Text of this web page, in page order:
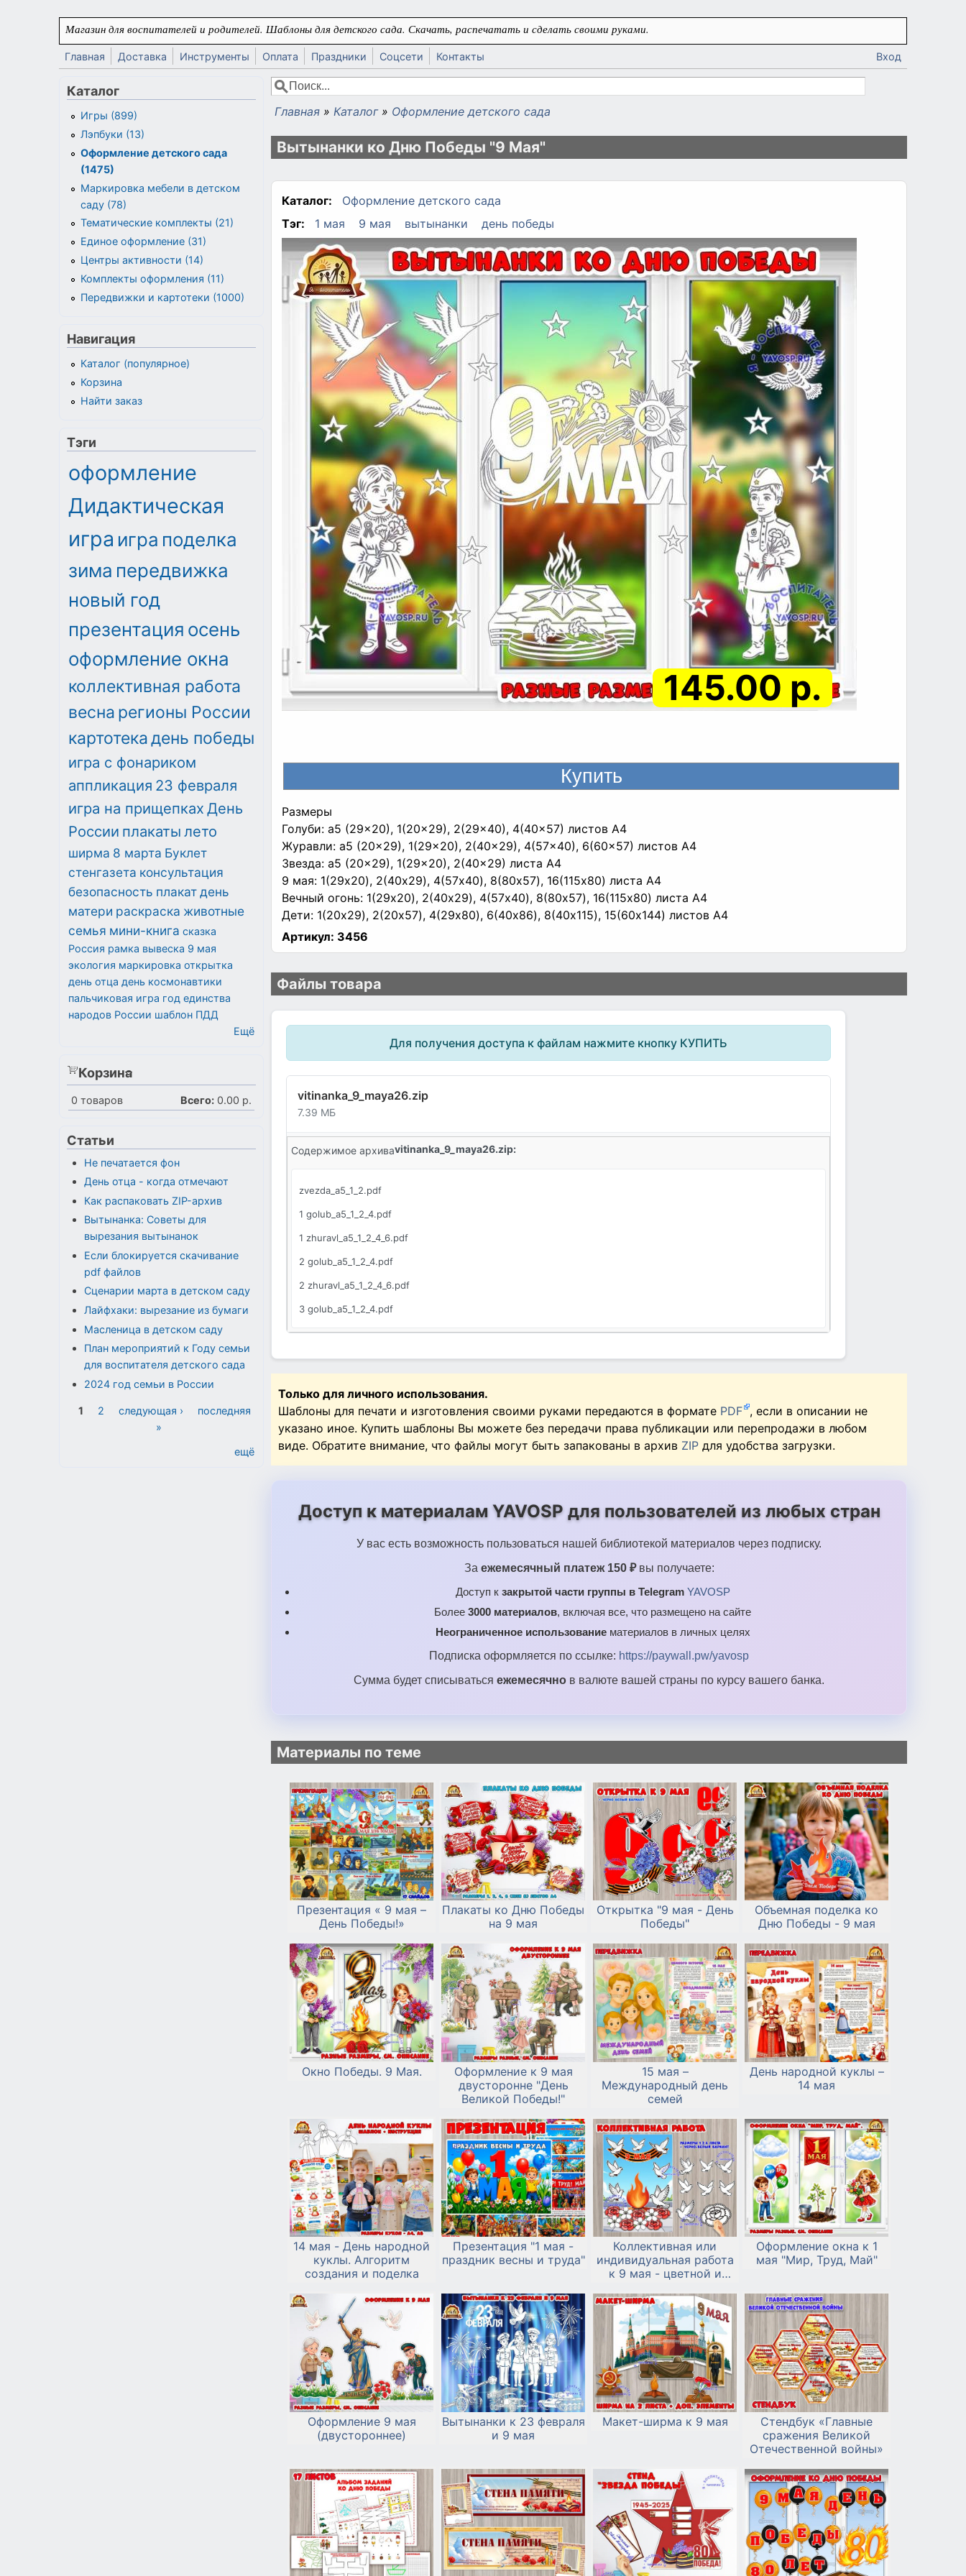
Перейти к основному содержанию
Магазин для воспитателей и родителей. Шаблоны для детского сада. Скачать, распечатать и сделать своими руками.
Главная Доставка Инструменты Оплата Праздники Соцсети Контакты Вход
Форма поиска
Поиск
Вы здесь
Главная » Каталог » Оформление детского сада
Вытынанки ко Дню Победы "9 Мая"
Каталог:
Оформление детского сада
Тэг:
1 мая 9 мая вытынанки день победы
145.00 р.
Размеры
Голуби: a5 (29x20), 1(20x29), 2(29x40), 4(40x57) листов A4
Журавли: a5 (20x29), 1(29x20), 2(40x29), 4(57x40), 6(60x57) листов A4
Звезда: a5 (20x29), 1(29x20), 2(40x29) листа A4
9 мая: 1(29x20), 2(40x29), 4(57x40), 8(80x57), 16(115x80) листа A4
Вечный огонь: 1(29x20), 2(40x29), 4(57x40), 8(80x57), 16(115x80) листа A4
Дети: 1(20x29), 2(20x57), 4(29x80), 6(40x86), 8(40x115), 15(60x144) листов A4
Артикул: 3456
Файлы товара
Для получения доступа к файлам нажмите кнопку КУПИТЬ
vitinanka_9_maya26.zip
7.39 МБ
Содержимое архиваvitinanka_9_maya26.zip:
zvezda_a5_1_2.pdf
1 golub_a5_1_2_4.pdf
1 zhuravl_a5_1_2_4_6.pdf
2 golub_a5_1_2_4.pdf
2 zhuravl_a5_1_2_4_6.pdf
3 golub_a5_1_2_4.pdf
3 zhuravl_a5_1_2_4_6.pdf
9 maya_1_2_4_8_16.pdf
malchik_1_2_4_6_8_15.pdf
vechnyy ogon_1_2_4_8_16.pdf
Только для личного использования.
Шаблоны для печати и изготовления своими руками передаются в формате PDF , если в описании не
указано иное. Купить шаблоны Вы можете без передачи права публикации или перепродажи в любом
виде. Обратите внимание, что файлы могут быть запакованы в архив ZIP для удобства загрузки.
Доступ к материалам YAVOSP для пользователей из любых стран
У вас есть возможность пользоваться нашей библиотекой материалов через подписку.
За ежемесячный платеж 150 ₽вы получаете:
Доступ к закрытой части группы в Telegram YAVOSP
Более 3000 материалов, включая все, что размещено на сайте
Неограниченное использованиематериалов в личных целях
Подписка оформляется по ссылке: https://paywall.pw/yavosp
Сумма будет списываться ежемесячно в валюте вашей страны по курсу вашего банка.
Материалы по теме
Презентация « 9 мая –
День Победы!»
Плакаты ко Дню Победы
на 9 мая
Открытка "9 мая - День
Победы"
Объемная поделка ко
Дню Победы - 9 мая
Окно Победы. 9 Мая.
Оформление к 9 мая
двусторонне "День
Великой Победы!"
15 мая –
Международный день
семей
День народной куклы –
14 мая
14 мая - День народной
куклы. Алгоритм
создания и поделка
Презентация "1 мая -
праздник весны и труда"
Коллективная или
индивидуальная работа
к 9 мая - цветной и
Оформление окна к 1
мая "Мир, Труд, Май"
Оформление 9 мая
(двустороннее)
Вытынанки к 23 февраля
и 9 мая
Макет-ширма к 9 мая
Стендбук «Главные
сражения Великой
Отечественной войны»
Каталог
Игры (899)
Лэпбуки (13)
Оформление детского сада
(1475)
Маркировка мебели в детском
саду (78)
Тематические комплекты (21)
Единое оформление (31)
Центры активности (14)
Комплекты оформления (11)
Передвижки и картотеки (1000)
Навигация
Каталог (популярное)
Корзина
Найти заказ
Тэги
оформление
Дидактическая
игра игра поделка
зима передвижка
новый год
презентация осень
оформление окна
коллективная работа
весна регионы России
картотекадень победы
игра с фонариком
аппликация 23 февраля
игра на прищепках День
России плакаты лето
ширма 8 марта Буклет
стенгазета консультация
безопасность плакатдень
матери раскраска животные
семья мини-книга сказка
Россия рамка вывеска 9 мая
экология маркировка открытка
день отца день космонавтики
пальчиковая игра год единства
народов России шаблон ПДД
Ещё
Корзина
0 товаров Всего: 0.00 р.
Статьи
Не печатается фон
День отца - когда отмечают
Как распаковать ZIP-архив
Вытынанка: Советы для
вырезания вытынанок
Если блокируется скачивание
pdf файлов
Сценарии марта в детском саду
Лайфхаки: вырезание из бумаги
Масленица в детском саду
План мероприятий к Году семьи
для воспитателя детского сада
2024 год семьи в России
Страницы
1 2 следующая ›
последняя
»
ещё